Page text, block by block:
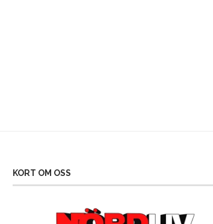
KORT OM OSS